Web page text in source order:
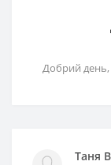
Добрий день,
Таня